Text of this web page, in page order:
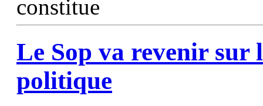
constitue
Le Sop va revenir sur
politique